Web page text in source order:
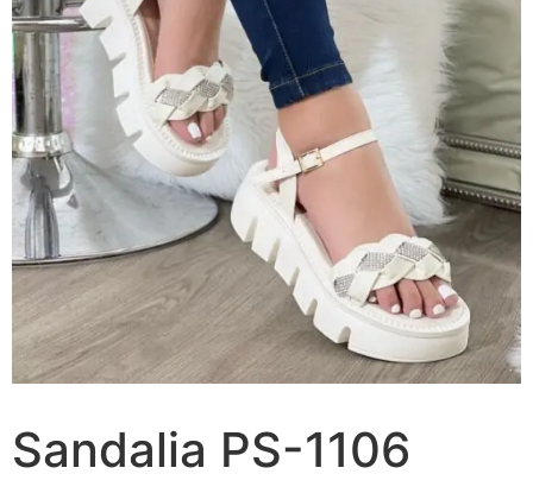
Sandalia PS-1106